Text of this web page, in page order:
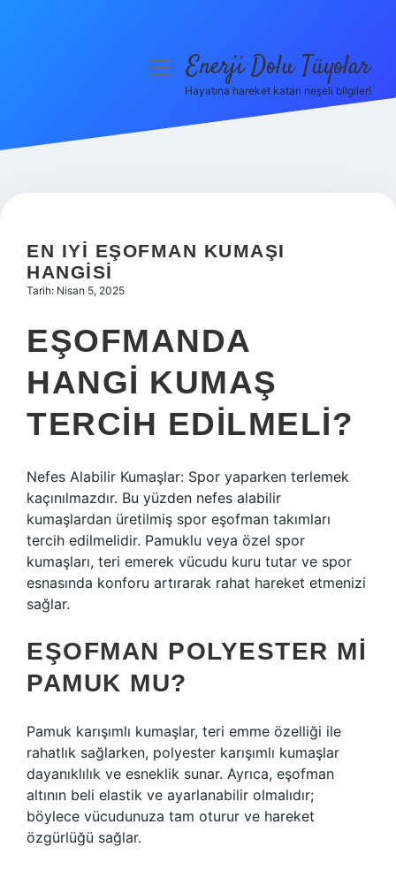
Hakkımızda
menüyüEnerji Dolu Tüyolar
Hayatına hareket katan neşeli bilgiler!
EN IYI EŞOFMAN KUMAŞI
HANGISI
Tarih: Nisan 5, 2025
EŞOFMANDA
HANGI KUMAŞ
TERCIH EDILMELI?
Nefes Alabilir Kumaşlar: Spor yaparken terlemek
kaçınılmazdır. Bu yüzden nefes alabilir
kumaşlardan üretilmiş spor eşofman takımları
tercih edilmelidir. Pamuklu veya özel spor
kumaşları, teri emerek vücudu kuru tutar ve spor
esnasında konforu artırarak rahat hareket etmenizi
sağlar.
EŞOFMAN POLYESTER MI
PAMUK MU?
Pamuk karışımlı kumaşlar, teri emme özelliği ile
rahatlık sağlarken, polyester karışımlı kumaşlar
dayanıklılık ve esneklik sunar. Ayrıca, eşofman
altının beli elastik ve ayarlanabilir olmalıdır;
böylece vücudunuza tam oturur ve hareket
özgürlüğü sağlar.